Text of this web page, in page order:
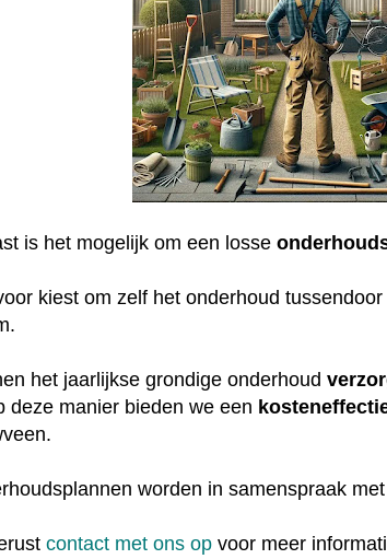
is het mogelijk om een losse
kiest om zelf het onderhoud
het jaarlijkse grondige onderhoud
deze manier bieden we een
worden in samenspraak
contact met ons op voor meer